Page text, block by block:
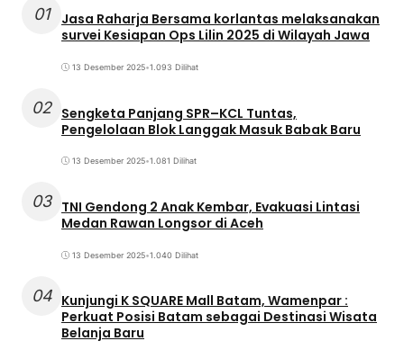
01
Jasa Raharja Bersama korlantas melaksanakan
survei Kesiapan Ops Lilin 2025 di Wilayah Jawa
13 Desember 2025•1.093 Dilihat
02 Sengketa Panjang SPR–KCL Tuntas,
Pengelolaan Blok Langgak Masuk Babak Baru
13 Desember 2025•1.081 Dilihat
03 TNI Gendong 2 Anak Kembar, Evakuasi Lintasi
Medan Rawan Longsor di Aceh
13 Desember 2025•1.040 Dilihat
04 Kunjungi K SQUARE Mall Batam, Wamenpar :
Perkuat Posisi Batam sebagai Destinasi Wisata
Belanja Baru